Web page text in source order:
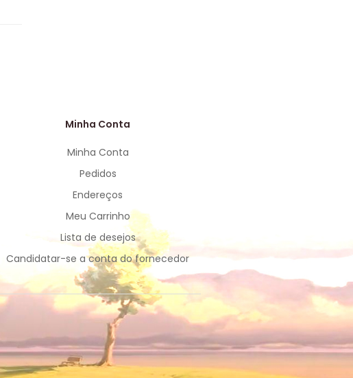
Minha Conta
Minha Conta
Pedidos
Endereços
Meu Carrinho
Lista de desejos
Candidatar-se a conta do fornecedor